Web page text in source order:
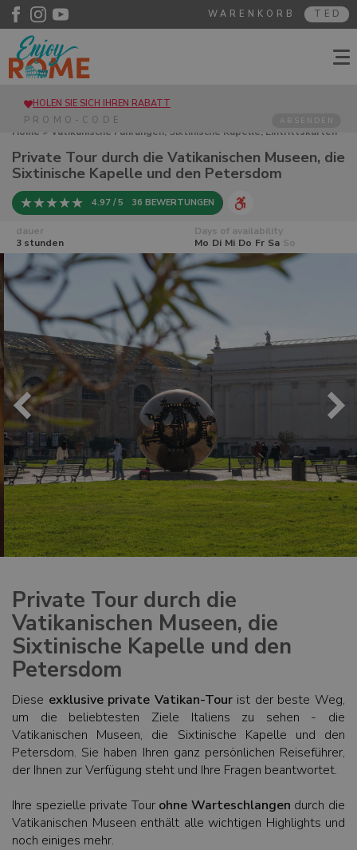
TED
WARENKORB
HOLEN SIE SICH IHREN RABATT
ABSENDEN
Home > Vatikanische Führungen, Sixtinische Kapelle, Eintrittskarten
Museen, die Sixtinische Kapelle und den Petersdom
Private Tour durch die Vatikanischen Museen, die
Sixtinische Kapelle und den Petersdom
4.97 / 5 36 BEWERTUNGEN
Days of availability
Mo Di Mi Do Fr Sa So
dauer
3 stunden
Private Tour durch die
Vatikanischen Museen, die
Sixtinische Kapelle und den
Petersdom
Diese exklusive private Vatikan-Tourist der beste Weg,
um die beliebtesten Ziele Italiens zu sehen - die
Vatikanischen Museen, die Sixtinische Kapelle und den
Petersdom. Sie haben Ihren ganz persönlichen Reiseführer,
der Ihnen zur Verfügung steht und Ihre Fragen beantwortet.
Ihre spezielle private Tour ohne Warteschlangen durch die
Vatikanischen Museen enthält alle wichtigen Highlights und
noch einiges mehr.